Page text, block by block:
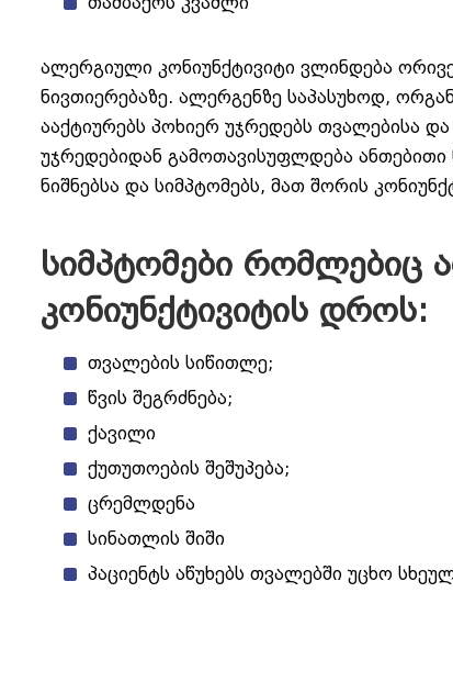
ალერგიული კონიუნქტივიტი ვლინდება
ნივთიერებაზე. ალერგენზე საპასუხოდ,
ააქტიურებს პოხიერ უჯრედებს თვალებისა
უჯრედებიდან გამოთავისუფლდება ანთებითი
ნიშნებსა და სიმპტომებს, მათ შორის
სიმპტომები რომლებიც
კონიუნქტივიტის დროს:
თვალების სიწითლე;
წვის შეგრძნება;
ქავილი
ქუთუთოების შეშუპება;
ცრემლდენა
სინათლის შიში
პაციენტს აწუხებს თვალებში უცხო